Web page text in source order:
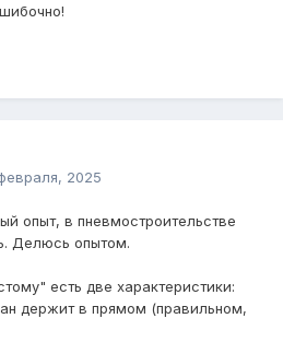
2025
опыт, в пневмостроительстве
Делюсь опытом.
есть две характеристики:
держит в прямом (правильном,